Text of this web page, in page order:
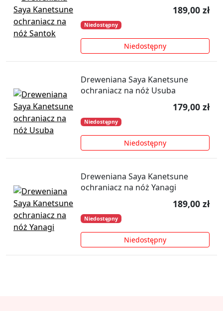
189,00 zł
Niedostępny
Niedostępny
Dreweniana Saya Kanetsune
ochraniacz na nóż Usuba
179,00 zł
Niedostępny
Niedostępny
Dreweniana Saya Kanetsune
ochraniacz na nóż Yanagi
189,00 zł
Niedostępny
Niedostępny